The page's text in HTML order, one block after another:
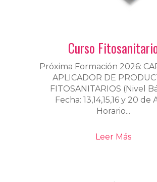
Curso
Próxima Formación 2026:
APLICADOR DE
FITOSANITARIOS (Nivel
Fecha: 13,14,15,16 y 20 de
Horario...
Leer Más